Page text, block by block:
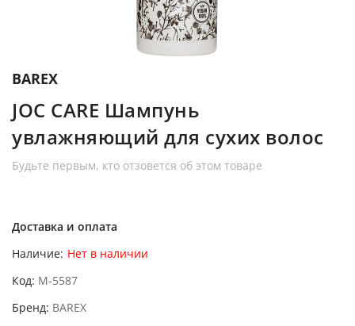
BAREX
JOC CARE Шампунь
увлажняющий для сухих волос
Будьте первым, кто отзовется об этом товаре
Доставка и оплата
Наличие: Нет в наличии
Код M-5587
Бренд BAREX